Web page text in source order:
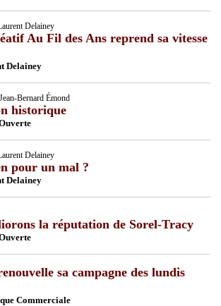
Delainey
Au Fil des Ans reprend sa vitesse
Delainey
Bernard Émond
historique
Delainey
pour un mal ?
Delainey
la réputation de Sorel-Tracy
sa campagne des lundis
Commerciale